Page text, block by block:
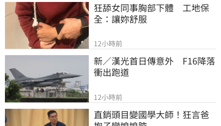
狂舔女同事胸部下體　工地保
全：讓妳舒服
12小時前
新／漢光首日傳意外　F16降落
衝出跑道
12小時前
直銷頭目變國學大師！狂言爸